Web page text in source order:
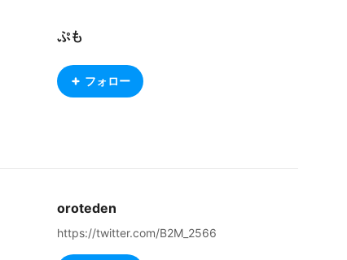
ぷも
フォロー
oroteden
https://twitter.com/B2M_2566